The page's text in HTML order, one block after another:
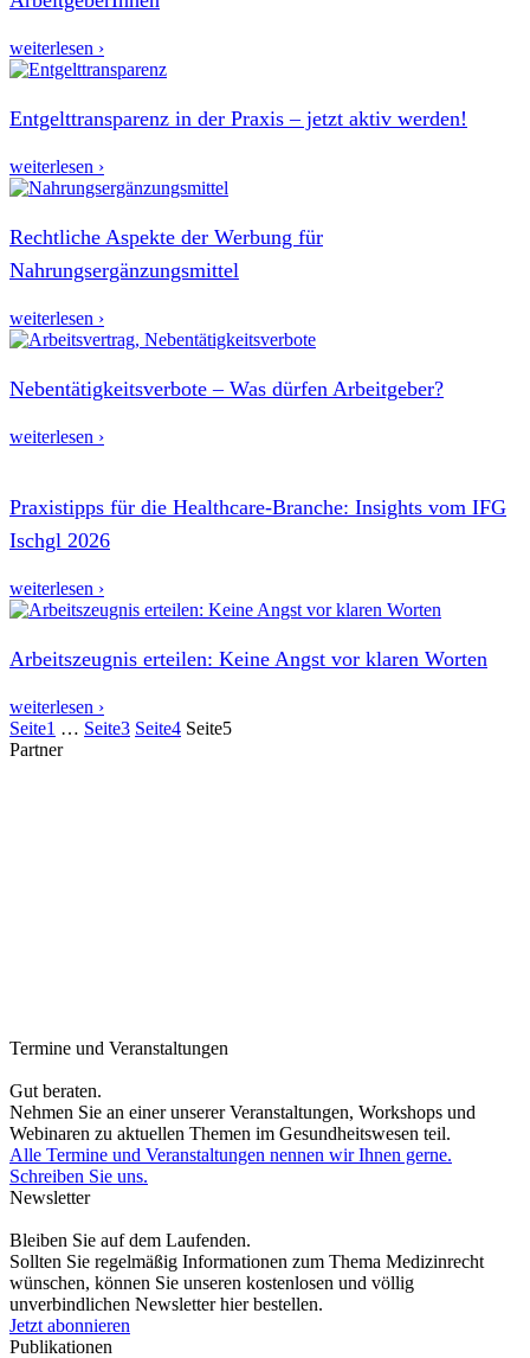
weiterlesen ›
Entgelttransparenz in der Praxis – jetzt aktiv werden!
weiterlesen ›
Rechtliche Aspekte der Werbung für
Nahrungsergänzungsmittel
weiterlesen ›
Nebentätigkeitsverbote – Was dürfen Arbeitgeber?
weiterlesen ›
Praxistipps für die Healthcare-Branche: Insights vom IFG
Ischgl 2026
weiterlesen ›
Arbeitszeugnis erteilen: Keine Angst vor klaren Worten
weiterlesen ›
Seite1 … Seite3 Seite4 Seite5
Partner
Termine und Veranstaltungen
Gut beraten.
Nehmen Sie an einer unserer Veranstaltungen, Workshops und
Webinaren zu aktuellen Themen im Gesundheitswesen teil.
Alle Termine und Veranstaltungen nennen wir Ihnen gerne.
Schreiben Sie uns.
Newsletter
Bleiben Sie auf dem Laufenden.
Sollten Sie regelmäßig Informationen zum Thema Medizinrecht
wünschen, können Sie unseren kostenlosen und völlig
unverbindlichen Newsletter hier bestellen.
Jetzt abonnieren
Publikationen